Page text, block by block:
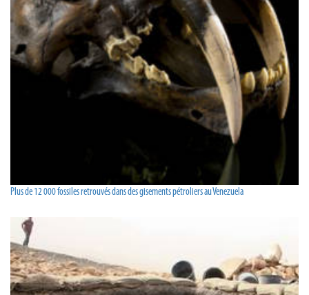
Plus de 12 000 fossiles retrouvés dans des gisements pétroliers au Venezuela